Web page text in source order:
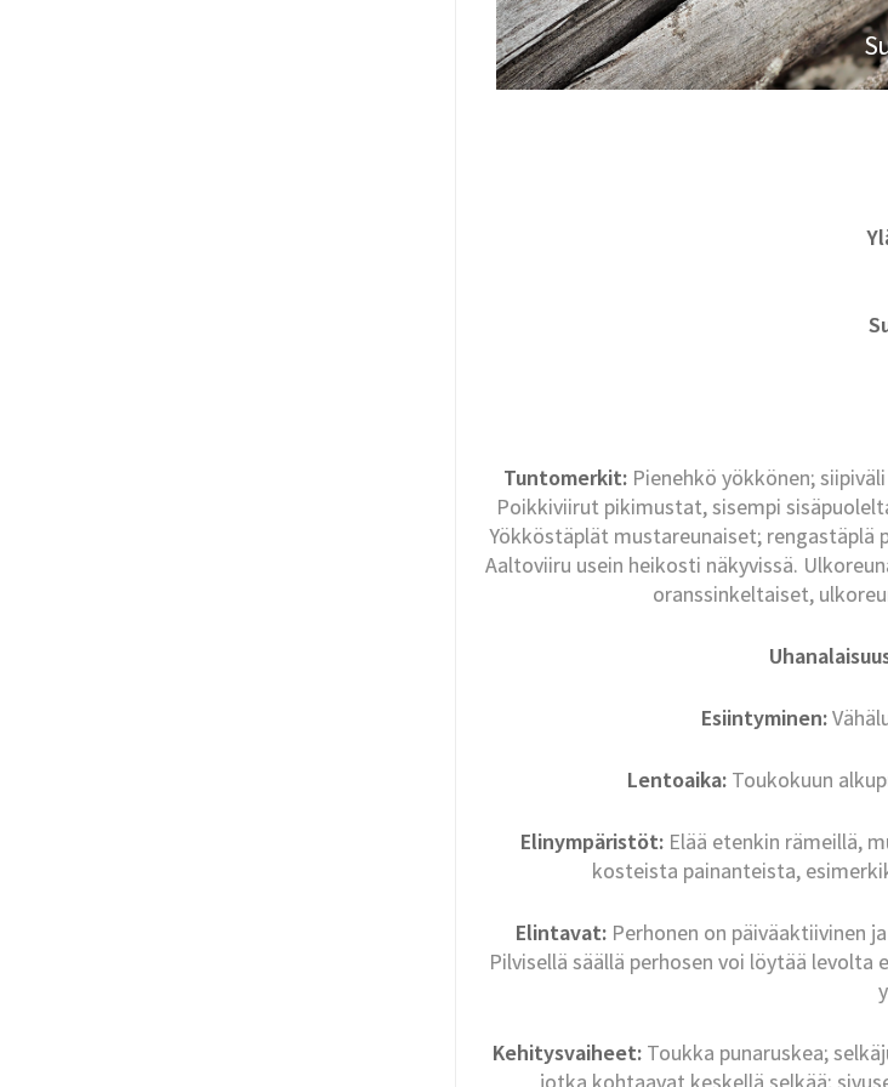
Tuntomerkit: Pienehkö yökkönen;
Poikkiviirut pikimustat, sisempi
Yökköstäplät mustareunaiset; rengastäplä
Aaltoviiru usein heikosti näkyvissä.
oranssinkeltaiset,
Esiintyminen:
Lentoaika:Toukokuun
Elinympäristöt:Elää etenkin rämeillä,
kosteista painanteista,
Elintavat: Perhonen on päiväaktiivinen
Pilvisellä säällä perhosen voi löytää
Kehitysvaiheet:Toukka punaruskea;